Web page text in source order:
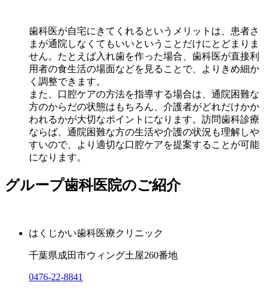
歯科医が自宅にきてくれるというメリットは、患者さ
まが通院しなくてもいいということだけにとどまりま
せん。たとえば入れ歯を作った場合、歯科医が直接利
用者の食生活の場面などを見ることで、よりきめ細か
く調整できます。
また、口腔ケアの方法を指導する場合は、通院困難な
方のからだの状態はもちろん、介護者がどれだけかか
われるかが大切なポイントになります。訪問歯科診療
ならば、通院困難な方の生活や介護の状況も理解しや
すいので、より適切な口腔ケアを提案することが可能
になります。
グループ歯科医院のご紹介
はくじかい歯科医療クリニック
千葉県成田市ウィング土屋260番地
0476-22-8841